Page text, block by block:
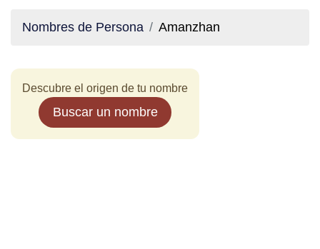
Nombres de Persona Amanzhan
Descubre el origen de tu nombre
Buscar un nombre